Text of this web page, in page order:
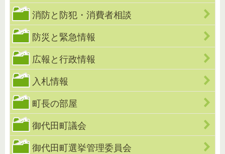
消防と防犯・消費者相談
防災と緊急情報
広報と行政情報
入札情報
町長の部屋
御代田町議会
御代田町選挙管理委員会